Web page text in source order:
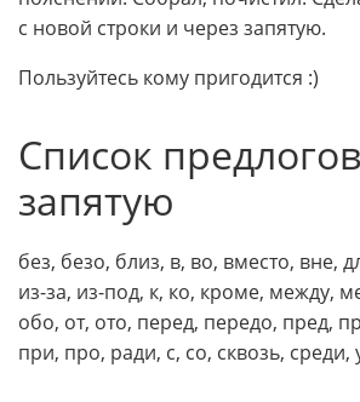
с новой строки и через запятую.
Пользуйтесь кому пригодится :)
Список
запятую
без, безо, близ, в, во, вместо, вне,
из-за, из-под, к, ко, кроме, между,
обо, от, ото, перед, передо, пред,
при, про, ради, с, со, сквозь, среди,